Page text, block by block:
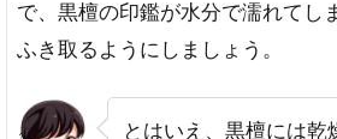
で、黒檀の印鑑が水分で濡れてし
ふき取るようにしましょう。
とはいえ、黒檀には乾